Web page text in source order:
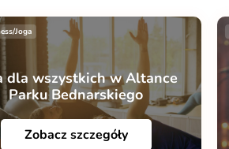
Joga
dla wszystkich w Altance
Parku Bednarskiego
Zobacz szczegóły